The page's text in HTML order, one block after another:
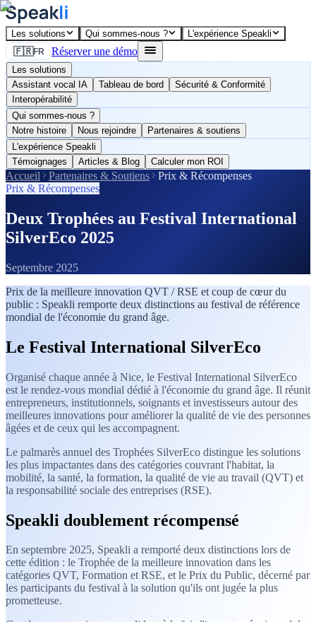
Les solutions Qui sommes-nous ? L'expérience Speakli
🇫🇷FR Réserver une démo
Les solutions
Assistant vocal IA
Tableau de bord
Sécurité & Conformité
Interopérabilité
Qui sommes-nous ?
Notre histoire
Nous rejoindre
Partenaires & soutiens
L'expérience Speakli
Témoignages
Articles & Blog Calculer mon ROI
Accueil Partenaires & Soutiens
Prix & Récompenses
Prix & Récompenses
Deux Trophées au Festival International
SilverEco 2025
Septembre 2025
Prix de la meilleure innovation QVT / RSE et coup de cœur du
public : Speakli remporte deux distinctions au festival de référence
mondial de l'économie du grand âge.
Le Festival International SilverEco
Organisé chaque année à Nice, le Festival International SilverEco
est le rendez-vous mondial dédié à l'économie du grand âge. Il réunit
entrepreneurs, institutionnels, soignants et investisseurs autour des
meilleures innovations pour améliorer la qualité de vie des personnes
âgées et de ceux qui les accompagnent.
Le palmarès annuel des Trophées SilverEco distingue les solutions
les plus impactantes dans des catégories couvrant l'habitat, la
mobilité, la santé, la formation, la qualité de vie au travail (QVT) et
la responsabilité sociale des entreprises (RSE).
Speakli doublement récompensé
En septembre 2025, Speakli a remporté deux distinctions lors de
cette édition : le Trophée de la meilleure innovation dans les
catégories QVT, Formation et RSE, et le Prix du Public, décerné par
les participants du festival à la solution qu'ils ont jugée la plus
prometteuse.